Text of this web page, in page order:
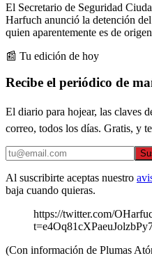
El Secretario de Seguridad
Harfuch anunció la detención
quien aparentemente es de
📰 Tu edición de hoy
Recibe el periódico de
El diario para hojear, las claves
correo, todos los días. Gratis, y
Al suscribirte aceptas nuestro
baja cuando quieras.
https://twitter.com/
(Con información de Plumas